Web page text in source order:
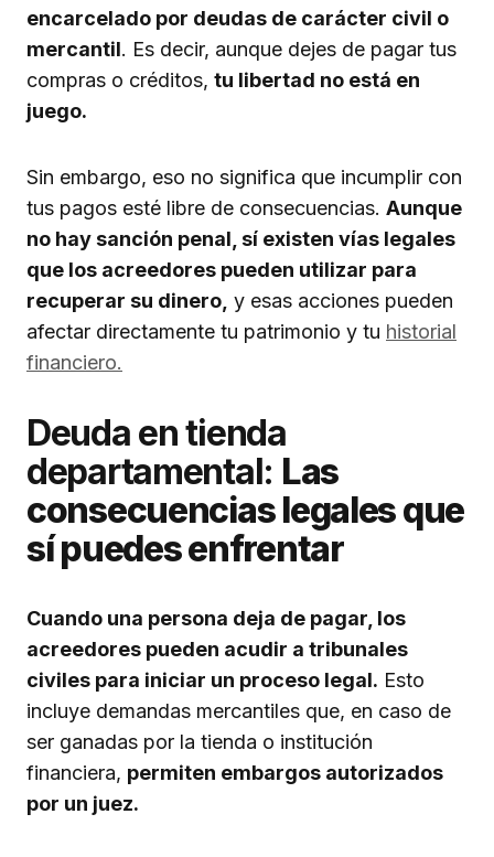
encarcelado por deudas de carácter civil o
mercantil. Es decir, aunque dejes de pagar tus
compras o créditos, tu libertad no está en
juego.
Sin embargo, eso no significa que incumplir con
tus pagos esté libre de consecuencias. Aunque
no hay sanción penal, sí existen vías legales
que los acreedores pueden utilizar para
recuperar su dinero, y esas acciones pueden
afectar directamente tu patrimonio y tu historial
financiero.
Deuda en tienda
departamental: Las
consecuencias legales que
sí puedes enfrentar
Cuando una persona deja de pagar, los
acreedores pueden acudir a tribunales
civiles para iniciar un proceso legal. Esto
incluye demandas mercantiles que, en caso de
ser ganadas por la tienda o institución
financiera, permiten embargos autorizados
por un juez.